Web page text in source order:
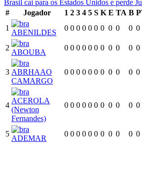
Brasil cai para os Estados Unidos e perde
#
Jogador 1 2 3 4 5 S K E TA B
1
ABENILDES
0 0 0 0 0 0 0 0 0 0 0
2
ABOUBA
0 0 0 0 0 0 0 0 0 0 0
3 ABRHAAO
CAMARGO
0 0 0 0 0 0 0 0 0 0 0
4
ACEROLA
(Newton
Fernandes)
0 0 0 0 0 0 0 0 0 0 0
5
ADEMAR
0 0 0 0 0 0 0 0 0 0 0